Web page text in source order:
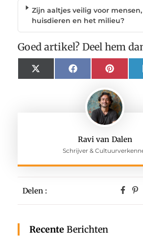
Ravi van Dalen
Schrijver &
Delen :
Recente Berichten
Zijn aaltjes veilig voor mensen,
huisdieren en het milieu?
Goed artikel? Deel hem
X
(Twitter)
Facebook